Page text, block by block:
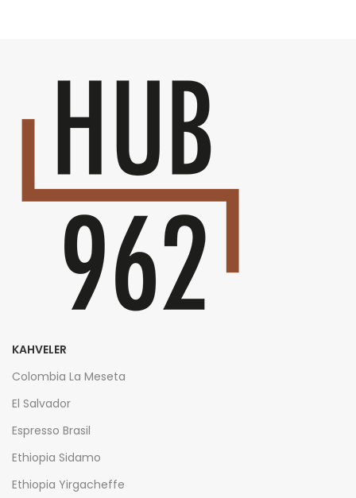
KAHVELER
Colombia La Meseta
El Salvador
Espresso Brasil
Ethiopia Sidamo
Ethiopia Yirgacheffe